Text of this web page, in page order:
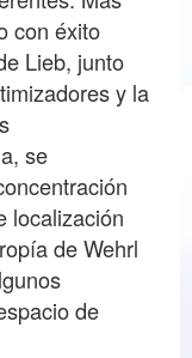
con éxito
Lieb, junto
y la
se
localización
de Wehrl
de